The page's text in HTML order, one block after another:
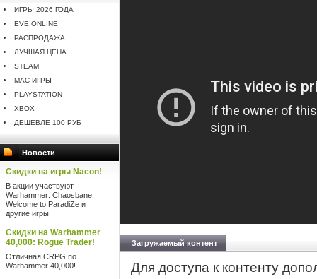
ИГРЫ 2026 ГОДА
EVE ONLINE
РАСПРОДАЖА
ЛУЧШАЯ ЦЕНА
STEAM
MAC ИГРЫ
PLAYSTATION
XBOX
ДЕШЕВЛЕ 100 РУБ
Новости
Скидки на игры Nacon!
В акции участвуют
Warhammer: Chaosbane,
Welcome to ParadiZe и
другие игры
Скидки на Warhammer
40,000: Rogue Trader!
Отличная CRPG по
Warhammer 40,000!
Загружаемый контент
Для доступа к контенту